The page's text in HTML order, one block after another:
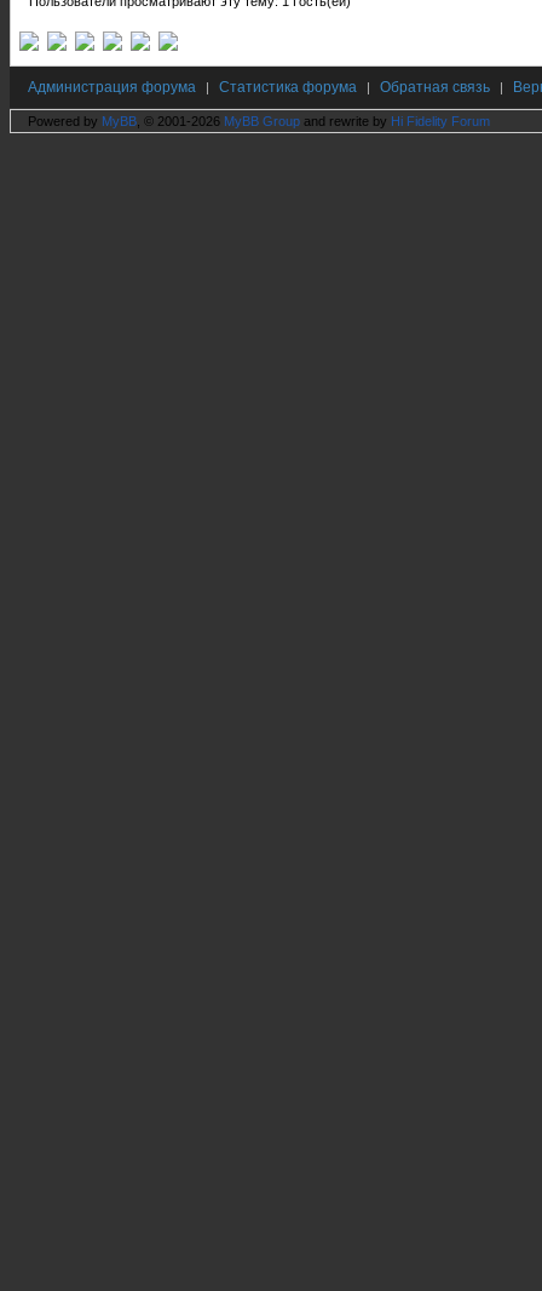
Администрация форума | Статистика форума | Обратная связь |
Powered by MyBB , © 2001-2026 MyBB Group and rewrite by Hi Fidelity Forum